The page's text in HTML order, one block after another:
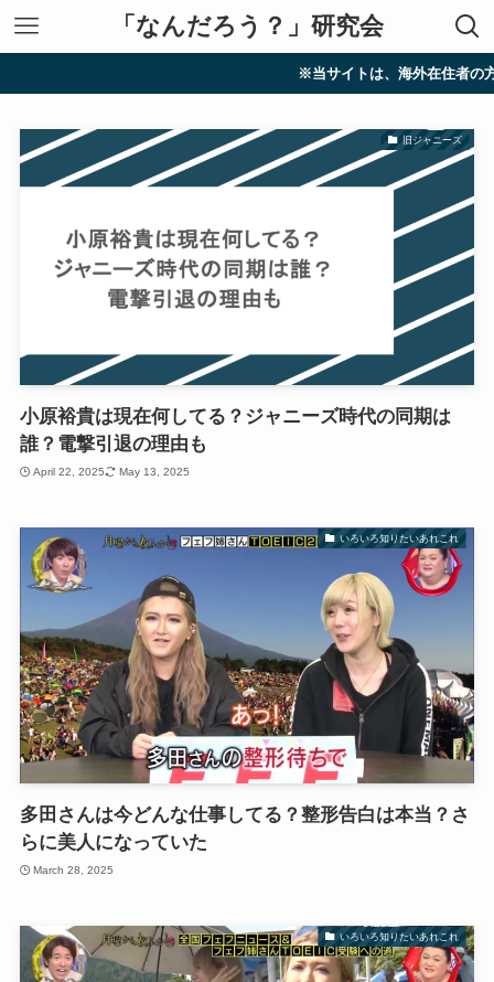
「なんだろう？」研究会
※当サイトは、海外在住者の方に向け
旧ジャニーズ
小原裕貴は現在何してる？ジャニーズ時代の同期は
誰？電撃引退の理由も
April 22, 2025 May 13, 2025
いろいろ知りたいあれこれ
多田さんは今どんな仕事してる？整形告白は本当？さ
らに美人になっていた
March 28, 2025
いろいろ知りたいあれこれ